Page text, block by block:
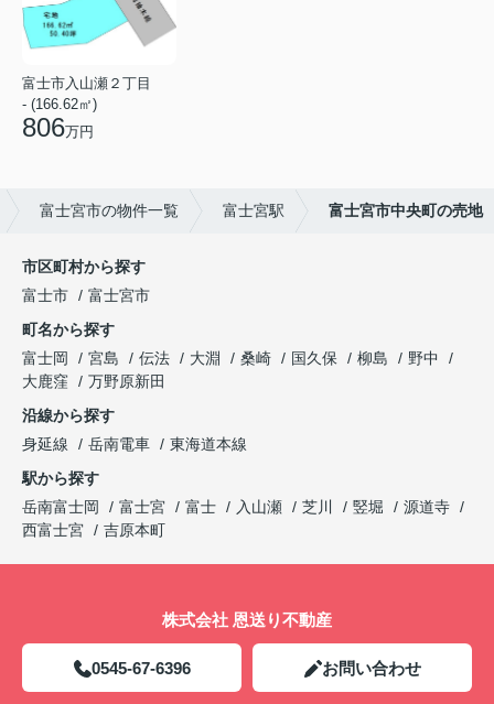
富士市入山瀬２丁目
- (166.62㎡)
806万円
富士宮市の物件一覧 富士宮駅 富士宮市中央町の売地
市区町村から探す
富士市
富士宮市
町名から探す
富士岡
宮島 伝法 大淵 桑崎 国久保 柳島
野中
大鹿窪
万野原新田
沿線から探す
身延線
岳南電車
東海道本線
駅から探す
岳南富士岡
富士宮 富士 入山瀬 芝川 竪堀
源道寺
西富士宮
吉原本町
株式会社 恩送り不動産
0545-67-6396 お問い合わせ